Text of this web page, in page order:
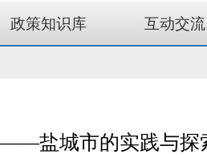
政策知识库 互动交流
——盐城市的实践与探